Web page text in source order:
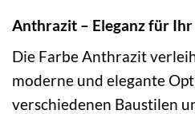
Anthrazit – Eleganz für Ihr
Die Farbe Anthrazit
moderne und elegante
verschiedenen Baustilen